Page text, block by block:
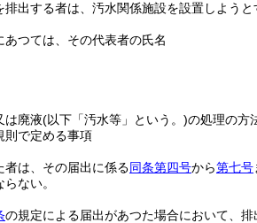
出する者は、汚水関係施設を設置しよう
つては、その代表者の氏名
は廃液(以下「汚水等」という。)の処理の方
則で定める事項
は、その届出に係る同条第四号から第七号
ない。
の規定による届出があつた場合において、